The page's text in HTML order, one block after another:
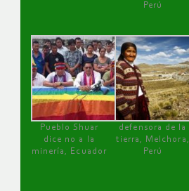
Perú
Pueblo Shuar
dice no a la
minería, Ecuador
defensora de la
tierra, Melchora,
Perú